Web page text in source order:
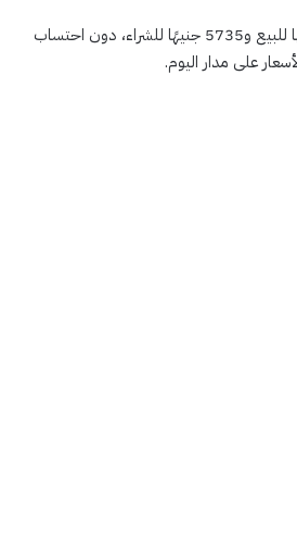
وسجل سعر جرام الذهب عيار 21، الأكثر تداولًا بين المواطنين، نحو 5785 جنيهًا للبيع و5735 جنيهًا للشراء، دون احتساب
على مدار اليوم.